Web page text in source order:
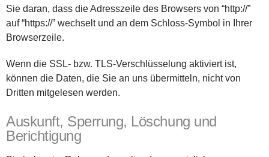
Sie daran, dass die Adresszeile des Browsers von “http://”
auf “https://” wechselt und an dem Schloss-Symbol in Ihrer
Browserzeile.
Wenn die SSL- bzw. TLS-Verschlüsselung aktiviert ist,
können die Daten, die Sie an uns übermitteln, nicht von
Dritten mitgelesen werden.
Auskunft, Sperrung, Löschung und
Berichtigung